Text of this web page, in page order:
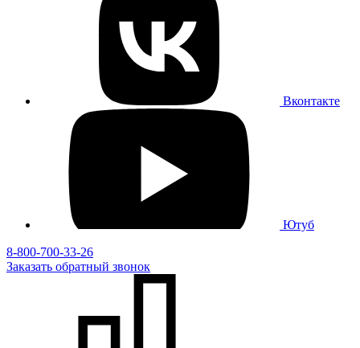
Вконтакте
Ютуб
8-800-700-33-26
Заказать обратный звонок